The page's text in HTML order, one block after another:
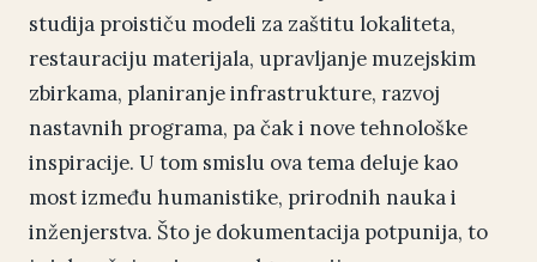
studija proističu modeli za zaštitu lokaliteta,
restauraciju materijala, upravljanje muzejskim
zbirkama, planiranje infrastrukture, razvoj
nastavnih programa, pa čak i nove tehnološke
inspiracije. U tom smislu ova tema deluje kao
most između humanistike, prirodnih nauka i
inženjerstva. Što je dokumentacija potpunija, to